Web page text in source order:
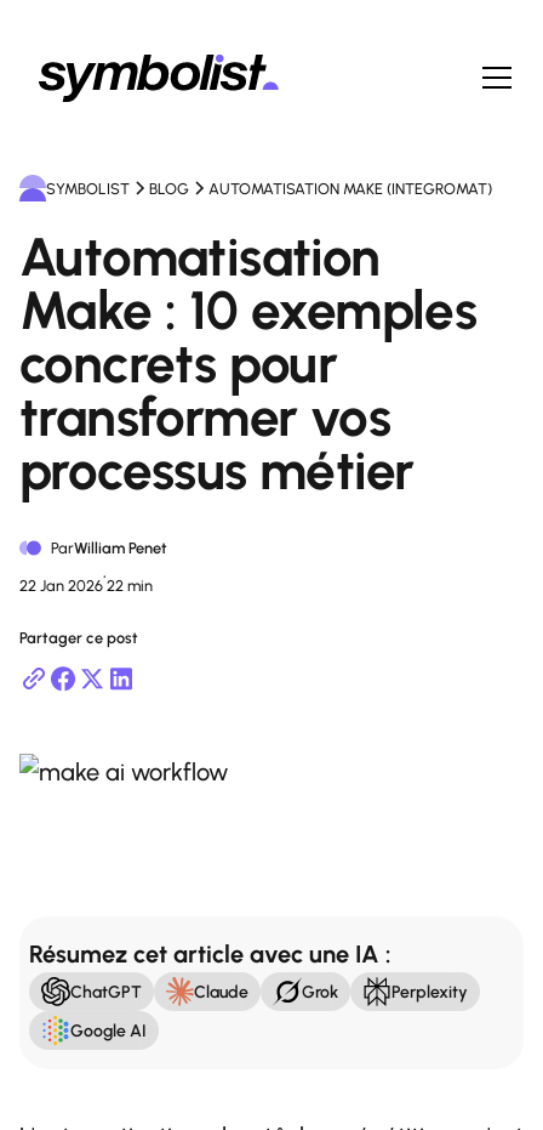
SYMBOLIST BLOG AUTOMATISATION MAKE (INTEGROMAT)
Automatisation
Make : 10 exemples
concrets pour
transformer vos
processus métier
ParWilliam Penet
22 Jan 2026
•
22 min
Partager ce post
Résumez cet article avec une IA :
ChatGPT Claude Grok
Perplexity
Google AI